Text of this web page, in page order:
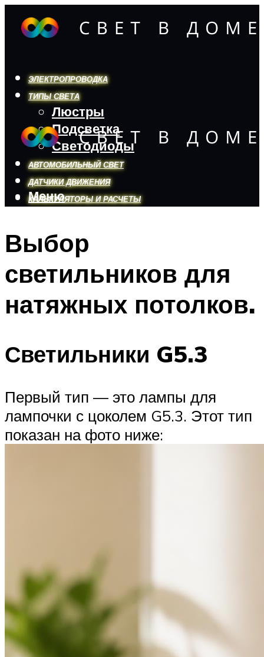
ЭЛЕКТРОПРОВОДКА
ТИПЫ СВЕТА
Люстры
Подсветка
Светодиоды
АВТОМОБИЛЬНЫЙ СВЕТ
ДАТЧИКИ ДВИЖЕНИЯ
КАЛЬКУЛЯТОРЫ И РАСЧЕТЫ
Меню
Меню
Выбор
светильников для
натяжных потолков.
Светильники G5.3
Первый тип — это лампы для
лампочки с цоколем G5.3. Этот тип
показан на фото ниже: